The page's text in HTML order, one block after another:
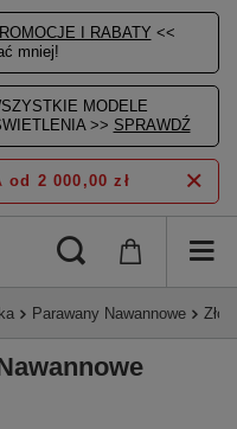
I RABATY <<
mniej!
MODELE
>> SPRAWDŹ
od 2 000,00 zł
Parawany Nawannowe